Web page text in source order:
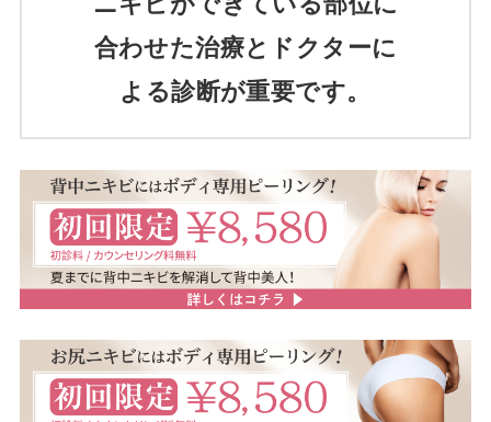
合わせた治療とドクターに
よる診断が重要です。